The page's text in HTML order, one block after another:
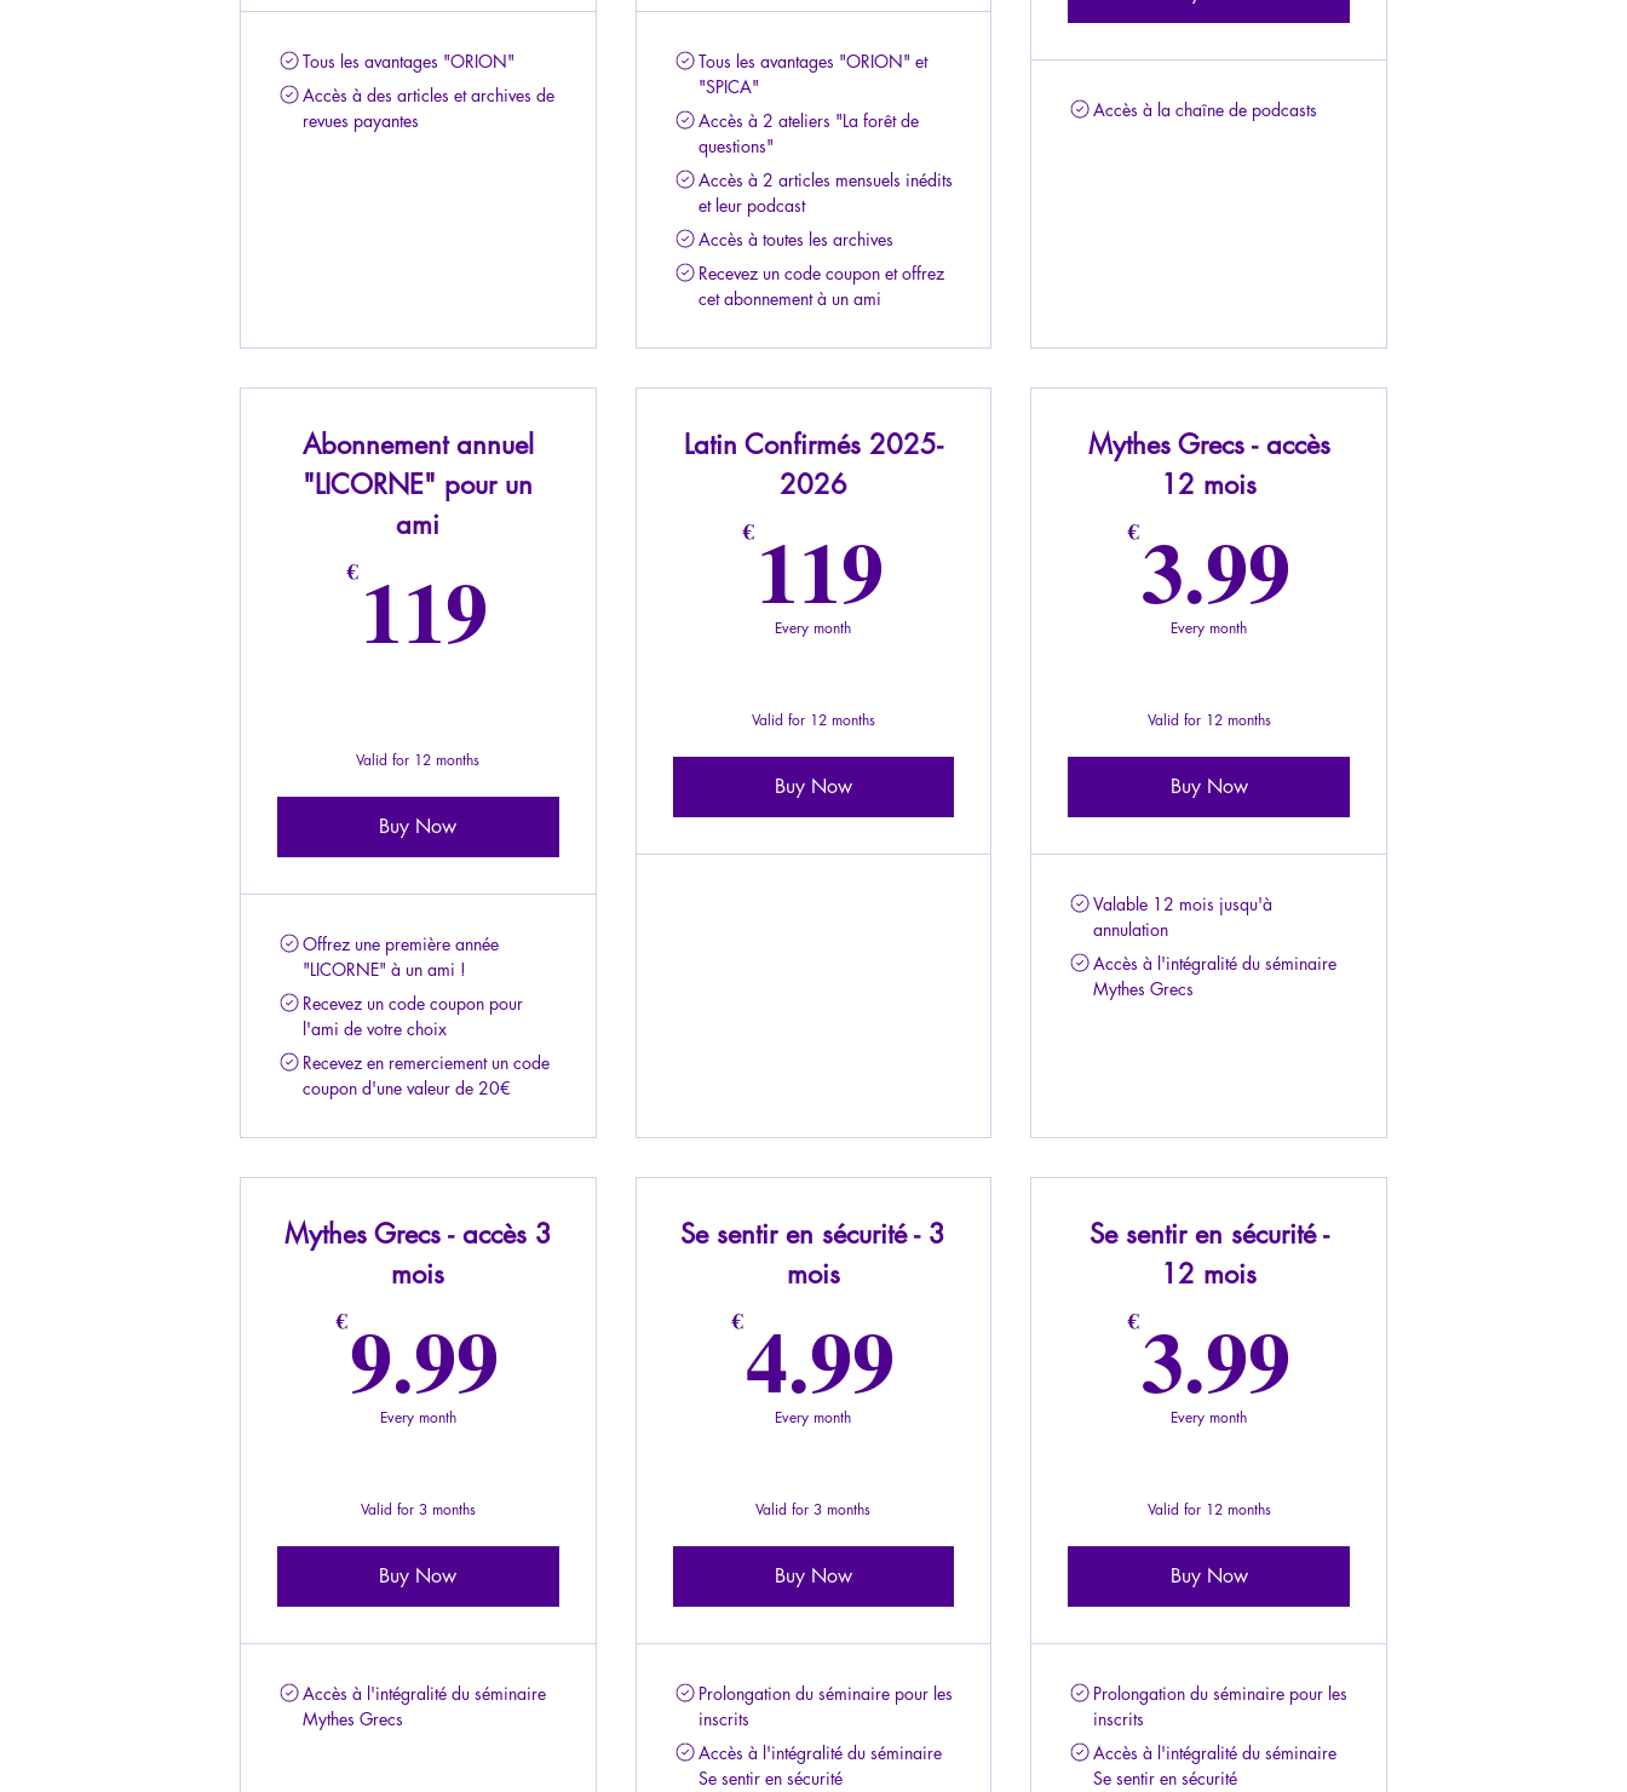
Tous les avantages "ORION"
Accès à des articles et archives de
revues payantes
Tous les avantages "ORION" et
"SPICA"
Accès à 2 ateliers "La forêt de
questions"
Accès à 2 articles mensuels inédits
et leur podcast
Accès à toutes les archives
Recevez un code coupon et offrez
cet abonnement à un ami
Accès à la chaîne de podcasts
Abonnement annuel
"LICORNE" pour un
ami
€ 119
Valid for 12 months
Buy Now
Offrez une première année
"LICORNE" à un ami !
Recevez un code coupon pour
l'ami de votre choix
Recevez en remerciement un code
coupon d'une valeur de 20€
Latin Confirmés 2025-
2026
€ 119
Every month
Valid for 12 months
Buy Now
Mythes Grecs - accès
12 mois
€3.99
Every month
Valid for 12 months
Buy Now
Valable 12 mois jusqu'à
annulation
Accès à l'intégralité du séminaire
Mythes Grecs
Mythes Grecs - accès 3
mois
€9.99
Every month
Valid for 3 months
Buy Now
Accès à l'intégralité du séminaire
Mythes Grecs
Se sentir en sécurité - 3
mois
€4.99
Every month
Valid for 3 months
Buy Now
Prolongation du séminaire pour les
inscrits
Accès à l'intégralité du séminaire
Se sentir en sécurité
Se sentir en sécurité -
12 mois
€3.99
Every month
Valid for 12 months
Buy Now
Prolongation du séminaire pour les
inscrits
Accès à l'intégralité du séminaire
Se sentir en sécurité